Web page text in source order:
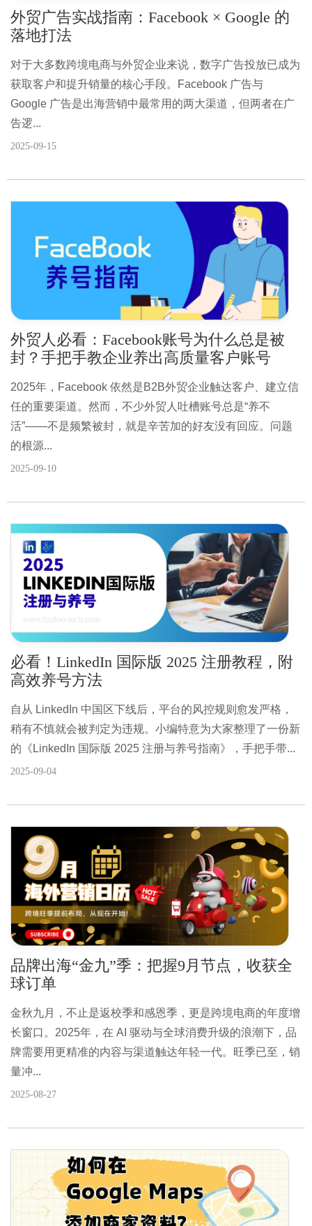
外贸广告实战指南：Facebook × Google 的
落地打法
对于大多数跨境电商与外贸企业来说，数字广告投放已成为
获取客户和提升销量的核心手段。Facebook 广告与
Google 广告是出海营销中最常用的两大渠道，但两者在广
告逻...
2025-09-15
外贸人必看：Facebook账号为什么总是被
封？手把手教企业养出高质量客户账号
2025年，Facebook 依然是B2B外贸企业触达客户、建立信
任的重要渠道。然而，不少外贸人吐槽账号总是“养不
活”——不是频繁被封，就是辛苦加的好友没有回应。问题
的根源...
2025-09-10
必看！LinkedIn 国际版 2025 注册教程，附
高效养号方法
自从 LinkedIn 中国区下线后，平台的风控规则愈发严格，
稍有不慎就会被判定为违规。小编特意为大家整理了一份新
的《LinkedIn 国际版 2025 注册与养号指南》，手把手带...
2025-09-04
品牌出海“金九”季：把握9月节点，收获全
球订单
金秋九月，不止是返校季和感恩季，更是跨境电商的年度增
长窗口。2025年，在 AI 驱动与全球消费升级的浪潮下，品
牌需要用更精准的内容与渠道触达年轻一代。旺季已至，销
量冲...
2025-08-27